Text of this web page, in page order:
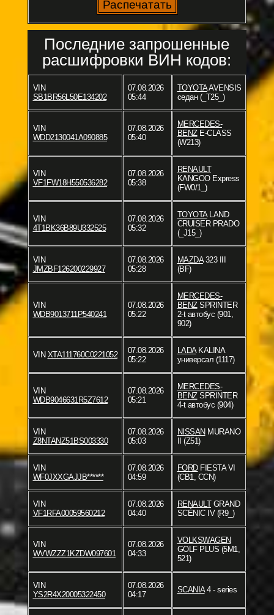
Последние запрошенные
расшифровки ВИН кодов:
VIN
SB1BR56L50E134202
07.08.2026
05:44
TOYOTAAVENSIS
седан (_T25_)
VIN
WDD2130041A090885
07.08.2026
05:40
MERCEDES-
BENZE-CLASS
(W213)
VIN
VF1FW18H550536282
07.08.2026
05:38
RENAULT
KANGOO Express
(FW0/1_)
VIN
4T1BK36B89U332525
07.08.2026
05:32
TOYOTALAND
CRUISER PRADO
(_J15_)
VIN
JMZBF126200229927
07.08.2026
05:28
MAZDA323 III
(BF)
VIN
WDB9013711P540241
07.08.2026
05:22
MERCEDES-
BENZSPRINTER
2-t автобус (901,
902)
VIN XTA111760C0221052
07.08.2026
05:22
LADAKALINA
универсал (1117)
VIN
WDB9046631R5Z7612
07.08.2026
05:21
MERCEDES-
BENZSPRINTER
4-t автобус (904)
VIN
Z8NTANZ51BS003330
07.08.2026
05:03
NISSAN MURANO
II (Z51)
VIN
WF0JXXGAJJB******
07.08.2026
04:59
FORDFIESTA VI
(CB1, CCN)
VIN
VF1RFA00059560212
07.08.2026
04:40
RENAULTGRAND
SCÉNIC IV (R9_)
VIN
WVWZZZ1KZDW097601
07.08.2026
04:33
VOLKSWAGEN
GOLF PLUS (5M1,
521)
VIN
YS2R4X20005322450
07.08.2026
04:17
SCANIA4 - series